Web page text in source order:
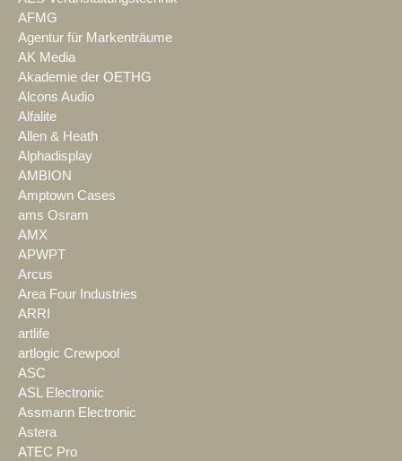
AFMG
Agentur für Markenträume
AK Media
Akademie der OETHG
Alcons Audio
Alfalite
Allen & Heath
Alphadisplay
AMBION
Amptown Cases
ams Osram
AMX
APWPT
Arcus
Area Four Industries
ARRI
artlife
artlogic Crewpool
ASC
ASL Electronic
Assmann Electronic
Astera
ATEC Pro